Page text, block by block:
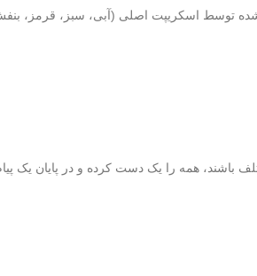
توسط اسکریپت اصلی (آبی، سبز، قرمز،
همه را یک دست کرده و در پایان یک پیام